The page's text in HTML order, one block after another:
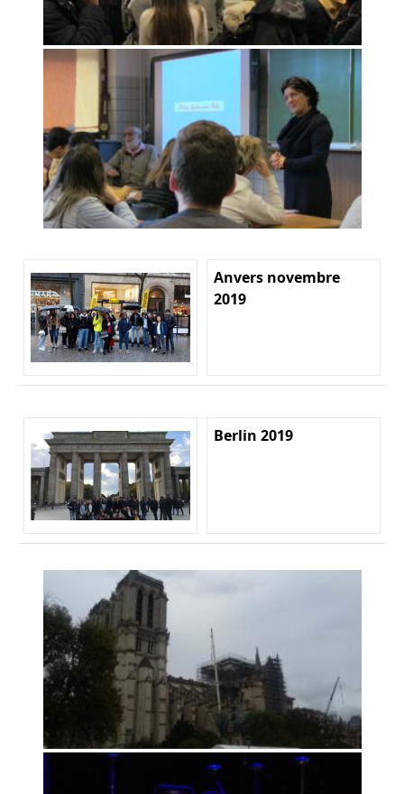
Anvers novembre
2019
Berlin 2019